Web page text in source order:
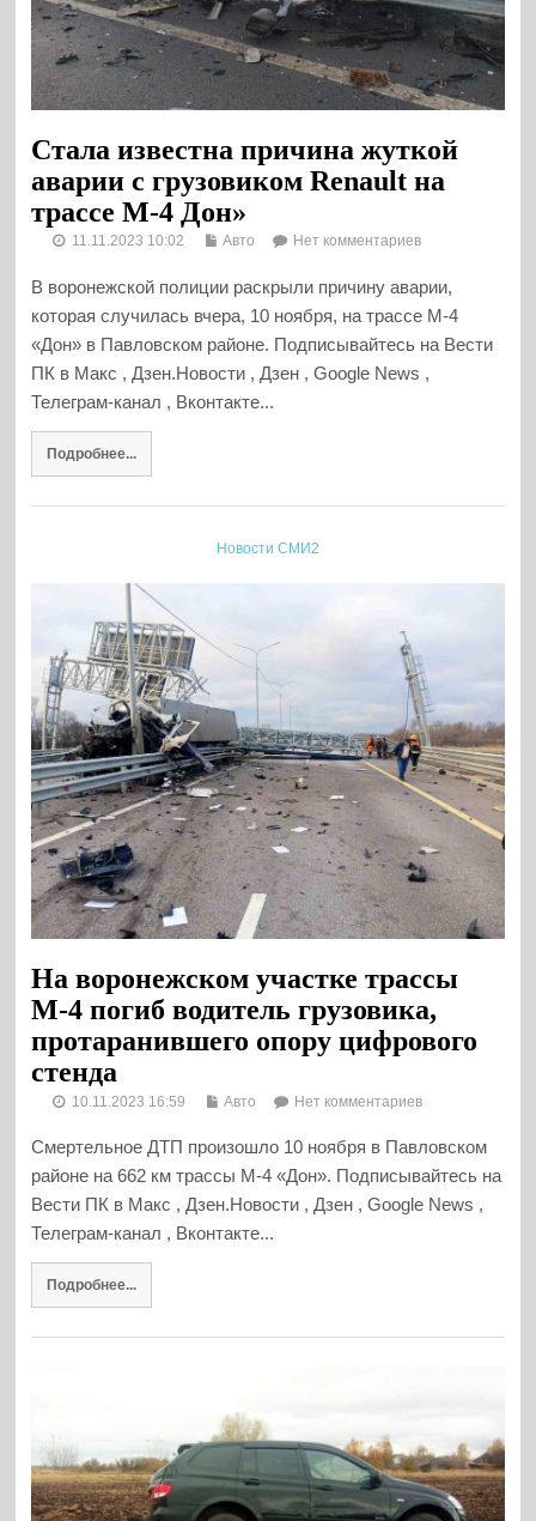
Стала известна причина жуткой
аварии с грузовиком Renault на
трассе М-4 Дон»
11.11.2023 10:02 Авто Нет комментариев
В воронежской полиции раскрыли причину аварии,
которая случилась вчера, 10 ноября, на трассе М-4
«Дон» в Павловском районе. Подписывайтесь на Вести
ПК в Макс , Дзен.Новости , Дзен , Google News ,
Телеграм-канал , Вконтакте...
Подробнее...
Новости СМИ2
На воронежском участке трассы
М-4 погиб водитель грузовика,
протаранившего опору цифрового
стенда
10.11.2023 16:59 Авто Нет комментариев
Смертельное ДТП произошло 10 ноября в Павловском
районе на 662 км трассы М-4 «Дон». Подписывайтесь на
Вести ПК в Макс , Дзен.Новости , Дзен , Google News ,
Телеграм-канал , Вконтакте...
Подробнее...